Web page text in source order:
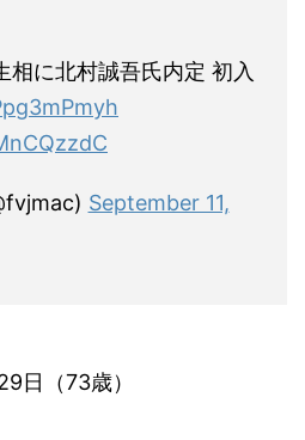
相に北村誠吾氏内定 初入
September 11,
日（73歳）